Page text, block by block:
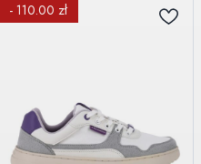
- 110.00 zł